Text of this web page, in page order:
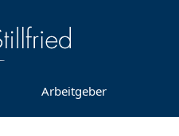
Arbeitgeber